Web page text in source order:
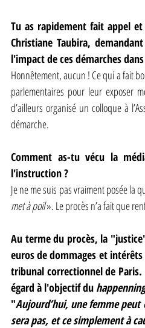
Tu as rapidement fait appel
Christiane Taubira,
l'impact de ces démarches
Honnêtement, aucun ! Ce qui a fait
parlementaires pour leur exposer
d’ailleurs organisé un colloque à
démarche.
Comment as-tu vécu la
l'instruction ?
Je ne me suis pas vraiment posée la
met à poil ». Le procès n’a fait que
Au terme du procès, la
euros de dommages et
tribunal correctionnel de
égard à l'objectif du happenning
"Aujourd’hui, une femme peut
sera pas, et ce simplement à